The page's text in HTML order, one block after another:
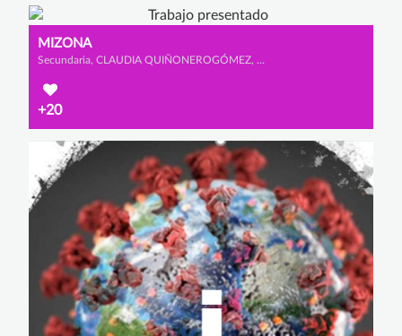
MIZONA
Secundaria, CLAUDIA QUIÑONEROGÓMEZ, MACARENA CANO CALDERÓN y SOFÍA GONZÁLEZ OLMEDO
+20